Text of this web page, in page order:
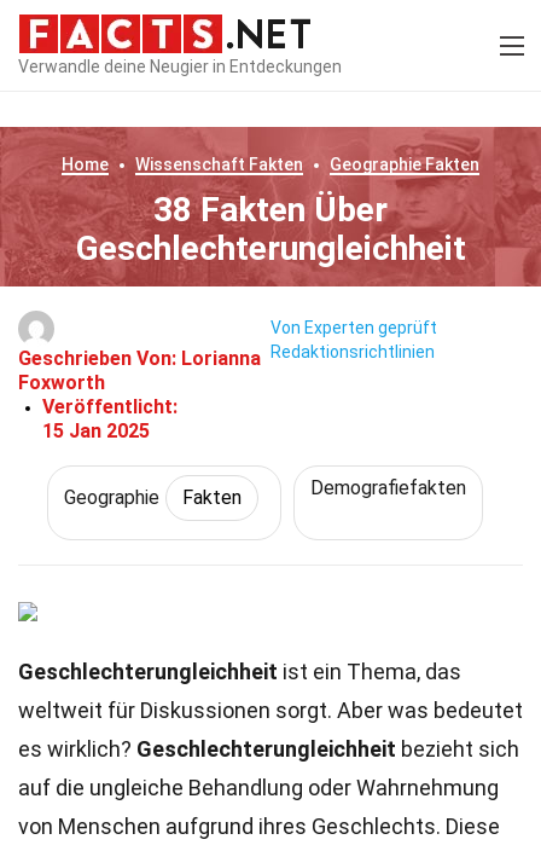
Verwandle deine Neugier in Entdeckungen
Home Wissenschaft Fakten GeographieFakten
38 Fakten Über
Geschlechterungleichheit
Geschrieben Von: Lorianna
Foxworth
Veröffentlicht:
15 Jan 2025
Von Experten geprüft
Redaktionsrichtlinien
Geographie Fakten Demografiefakten
Geschlechterungleichheit ist ein Thema, das
weltweit für Diskussionen sorgt. Aber was bedeutet
es wirklich? Geschlechterungleichheit bezieht sich
auf die ungleiche Behandlung oder Wahrnehmung
von Menschen aufgrund ihres Geschlechts. Diese